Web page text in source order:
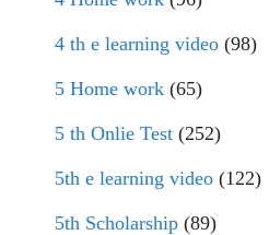
4 th e learning video (98)
5 Home work (65)
5 th Onlie Test (252)
5th e learning video (122)
5th Scholarship (89)